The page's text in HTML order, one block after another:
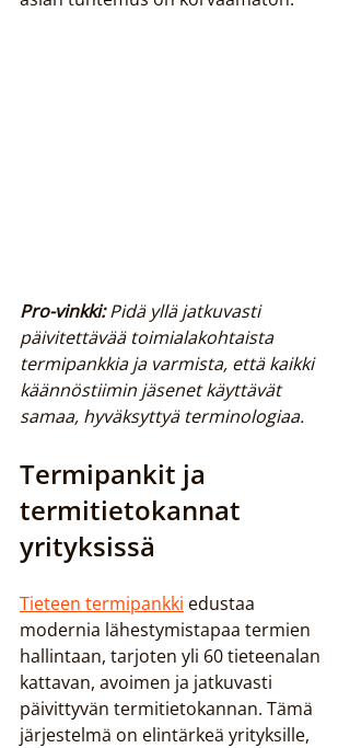
Pro-vinkki: Pidä yllä jatkuvasti
päivitettävää toimialakohtaista
termipankkia ja varmista, että kaikki
käännöstiimin jäsenet käyttävät
samaa, hyväksyttyä terminologiaa.
Termipankit ja
termitietokannat
yrityksissä
Tieteen termipankki edustaa
modernia lähestymistapaa termien
hallintaan, tarjoten yli 60 tieteenalan
kattavan, avoimen ja jatkuvasti
päivittyvän termitietokannan. Tämä
järjestelmä on elintärkeä yrityksille,